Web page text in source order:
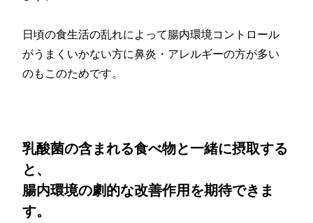
日頃の食生活の乱れによって腸内環境コントロール
がうまくいかない方に鼻炎・アレルギーの方が多い
のもこのためです。
乳酸菌の含まれる食べ物と一緒に摂取する
と、
腸内環境の劇的な改善作用を期待できま
す。